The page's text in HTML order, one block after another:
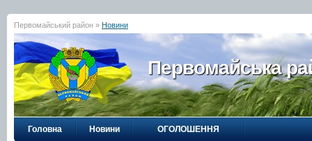
Первомайський район » Новини
Первомайська
Головна Новини ОГОЛОШЕННЯ